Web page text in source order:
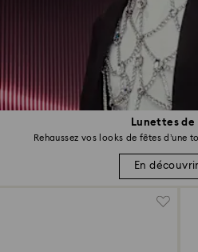
Lunettes de
Rehaussez vos looks de fêtes d’une
En